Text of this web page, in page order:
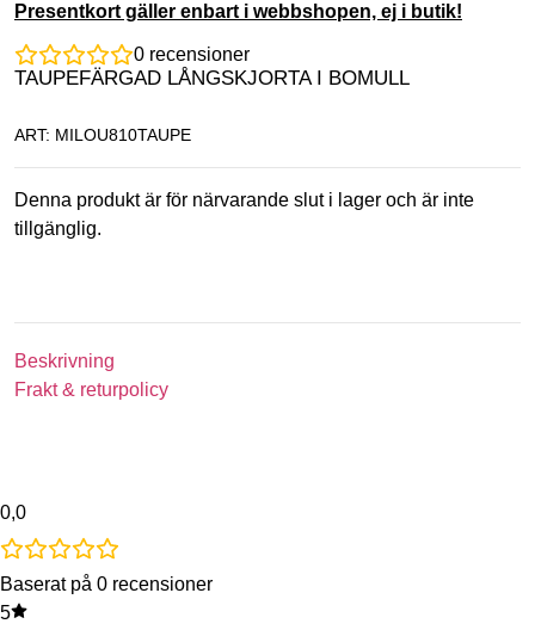
Presentkort gäller enbart i webbshopen, ej i butik!
0 recensioner
TAUPEFÄRGAD LÅNGSKJORTA I BOMULL
ART: MILOU810TAUPE
Denna produkt är för närvarande slut i lager och är inte
tillgänglig.
Beskrivning
Frakt & returpolicy
0,0
Baserat på 0 recensioner
5